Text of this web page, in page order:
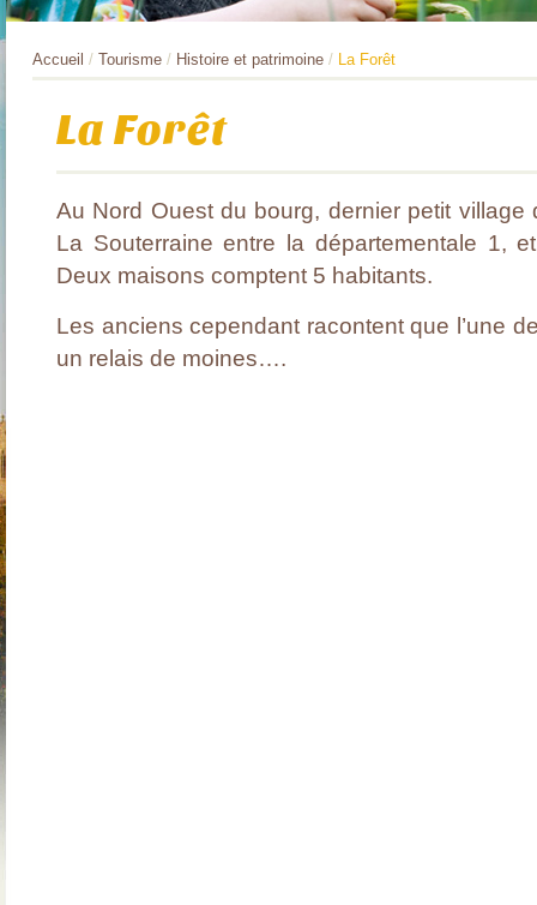
Accueil / Tourisme / Histoire et patrimoine / La Forêt
La Forêt
Au Nord Ouest du bourg, dernier petit
La Souterraine entre la départementale 1,
Deux maisons comptent 5 habitants.
Les anciens cependant racontent que l’une
un relais de moines….